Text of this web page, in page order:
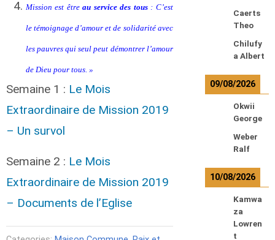
Mission est êtreau service des tous: C’est
le témoignage d’amour et de solidarité avec
les pauvres qui seul peut démontrer l’amour
de Dieu pour tous. »
Semaine 1 : Le Mois
Extraordinaire de Mission 2019
– Un survol
Semaine 2 : Le Mois
Extraordinaire de Mission 2019
– Documents de l’Eglise
Caerts
Theo
Chilufy
a Albert
09/08/2026
Okwii
George
Weber
Ralf
10/08/2026
Kamwa
za
Lowren
t